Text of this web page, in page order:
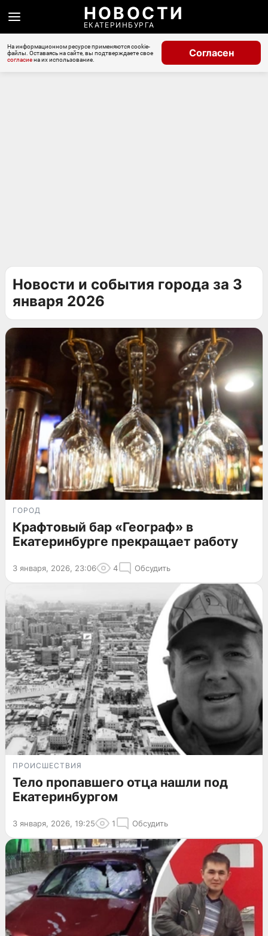
НОВОСТИ
ЕКАТЕРИНБУРГА
На информационном ресурсе применяются cookie-
файлы. Оставаясь на сайте, вы подтверждаете свое
согласиена их использование.
Согласен
Новости и события города за 3
января 2026
ГОРОД
Крафтовый бар «Географ» в
Екатеринбурге прекращает работу
3 января, 2026, 23:06 4 Обсудить
ПРОИСШЕСТВИЯ
Тело пропавшего отца нашли под
Екатеринбургом
3 января, 2026, 19:25 1 Обсудить